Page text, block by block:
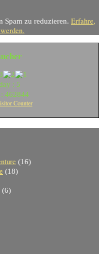
Spam zu reduzieren. Erfahre,
: 5
462844
Counter
(16)
(18)
(6)